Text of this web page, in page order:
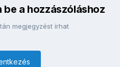
be a hozzászóláshoz
megjegyzést írhat